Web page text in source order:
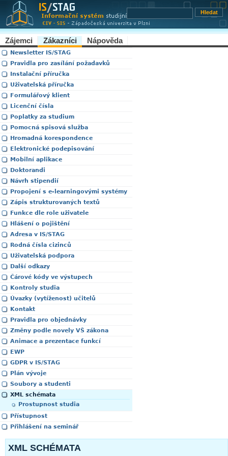
Zájemci Zákazníci Nápověda
Newsletter IS/STAG
Pravidla pro zasílání požadavků
Instalační příručka
Uživatelská příručka
Formulářový klient
Licenční čísla
Poplatky za studium
Pomocná spisová služba
Hromadná korespondence
Elektronické podepisování
Mobilní aplikace
Doktorandi
Návrh stipendií
Propojení s e-learningovými systémy
Zápis strukturovaných textů
Funkce dle role uživatele
Hlášení o pojištění
Adresa v IS/STAG
Rodná čísla cizinců
Uživatelská podpora
Další odkazy
Čárové kódy ve výstupech
Kontroly studia
Úvazky (vytíženost) učitelů
Kontakt
Pravidla pro objednávky
Změny podle novely VŠ zákona
Animace a prezentace funkcí
EWP
GDPR v IS/STAG
Plán vývoje
Soubory a studenti
XML schémata
Prostupnost studia
Přístupnost
Přihlášení na seminář
XML SCHÉMATA